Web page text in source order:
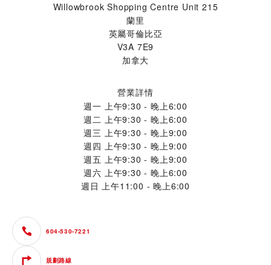
Willowbrook Shopping Centre Unit 215
蘭里
英屬哥倫比亞
V3A 7E9
加拿大
營業詳情
週一 上午9:30 - 晚上6:00
週二 上午9:30 - 晚上6:00
週三 上午9:30 - 晚上9:00
週四 上午9:30 - 晚上9:00
週五 上午9:30 - 晚上9:00
週六 上午9:30 - 晚上6:00
週日 上午11:00 - 晚上6:00
604-530-7221
規劃路線